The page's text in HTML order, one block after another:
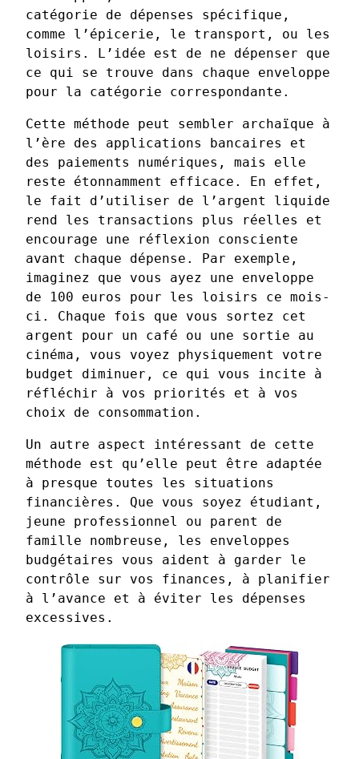
catégorie de dépenses spécifique,
comme l’épicerie, le transport, ou les
loisirs. L’idée est de ne dépenser que
ce qui se trouve dans chaque enveloppe
pour la catégorie correspondante.
Cette méthode peut sembler archaïque à
l’ère des applications bancaires et
des paiements numériques, mais elle
reste étonnamment efficace. En effet,
le fait d’utiliser de l’argent liquide
rend les transactions plus réelles et
encourage une réflexion consciente
avant chaque dépense. Par exemple,
imaginez que vous ayez une enveloppe
de 100 euros pour les loisirs ce mois-
ci. Chaque fois que vous sortez cet
argent pour un café ou une sortie au
cinéma, vous voyez physiquement votre
budget diminuer, ce qui vous incite à
réfléchir à vos priorités et à vos
choix de consommation.
Un autre aspect intéressant de cette
méthode est qu’elle peut être adaptée
à presque toutes les situations
financières. Que vous soyez étudiant,
jeune professionnel ou parent de
famille nombreuse, les enveloppes
budgétaires vous aident à garder le
contrôle sur vos finances, à planifier
à l’avance et à éviter les dépenses
excessives.